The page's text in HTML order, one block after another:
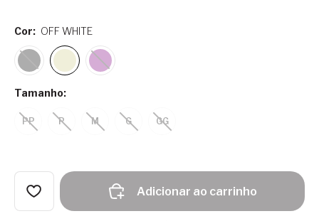
Tamanho:
PP P M G GG
Cor: OFF WHITE
Adicionar ao carrinho